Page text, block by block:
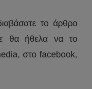
το άρθρο
θα ήθελα να το
στο facebook,